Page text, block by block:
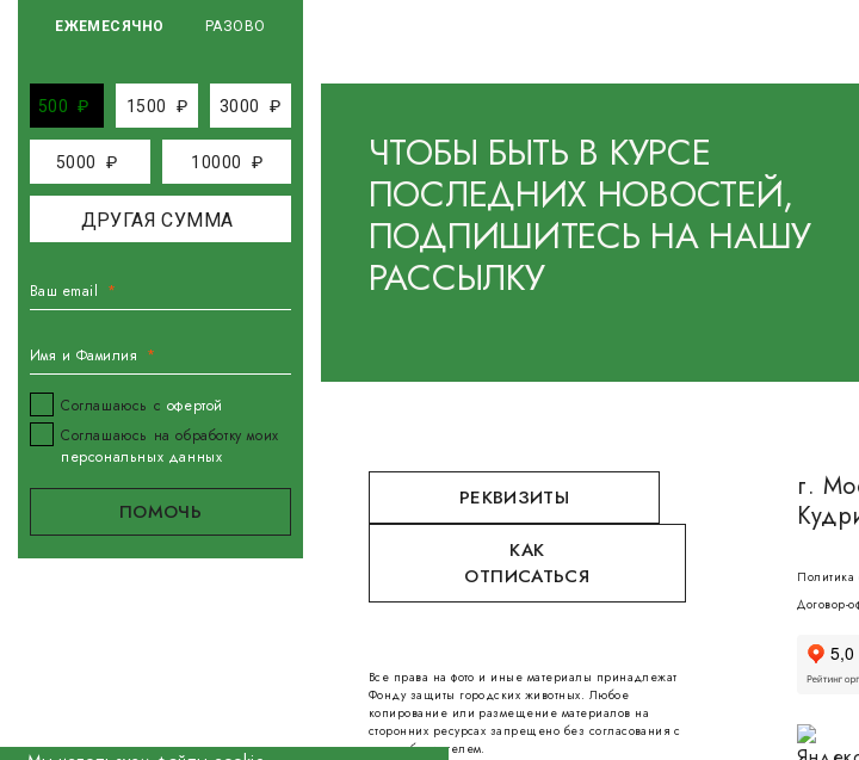
ЕЖЕМЕСЯЧНО РАЗОВО
500 ₽ 1500 ₽ 3000 ₽
5000 ₽ 10000 ₽
Ваш email
Имя и Фамилия
Соглашаюсь с офертой
Соглашаюсь на обработку моих
персональных данных
ЧТОБЫ БЫТЬ В КУРСЕ
ПОСЛЕДНИХ НОВОСТЕЙ,
ПОДПИШИТЕСЬ НА НАШУ
РАССЫЛКУ
РЕКВИЗИТЫ
КАК
ОТПИСАТЬСЯ
Все права на фото и иные материалы принадлежат
Фонду защиты городских животных. Любое
копирование или размещение материалов на
сторонних ресурсах запрещено без согласования с
правообладателем.
г.
Политика
Договор-